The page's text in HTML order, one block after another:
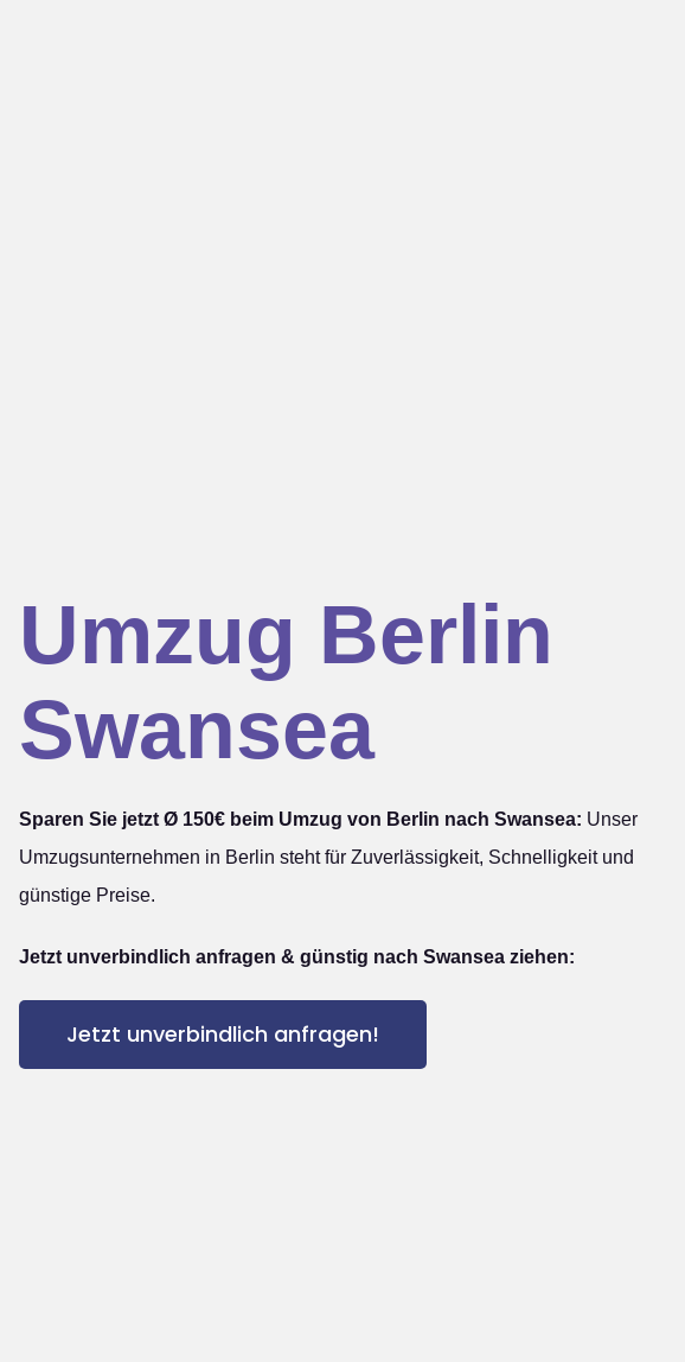
Umzug Berlin
Swansea
Sparen Sie jetzt Ø 150€ beim Umzug von Berlin nach Swansea: Unser
Umzugsunternehmen in Berlin steht für Zuverlässigkeit, Schnelligkeit und
günstige Preise.
Jetzt unverbindlich anfragen & günstig nach Swansea ziehen:
Jetzt unverbindlich anfragen!